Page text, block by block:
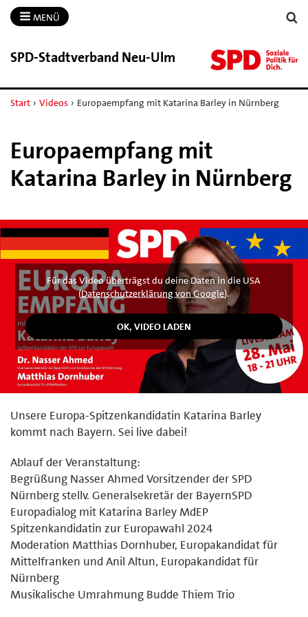
MENÜ
SPD-​Stadtverband Neu-​Ulm
Start › Videos › Europaempfang mit Katarina Barley in Nürnberg
Europaempfang mit
Katarina Barley in Nürnberg
Für das Video überträgst du deine Daten in die USA
(Datenschutzerklärung von Google).
Unsere Europa-Spitzenkandidatin Katarina Barley
kommt nach Bayern. Sei live dabei!
Ablauf der Veranstaltung:
Begrüßung Nasser Ahmed Vorsitzender der SPD
Nürnberg stellv. Generalsekretär der BayernSPD
Europadialog mit Katarina Barley MdEP
Spitzenkandidatin zur Europawahl 2024
Moderation Matthias Dornhuber, Europakandidat für
Mittelfranken und Anil Altun, Europakandidat für
Nürnberg
Musikalische Umrahmung Budde Thiem Trio